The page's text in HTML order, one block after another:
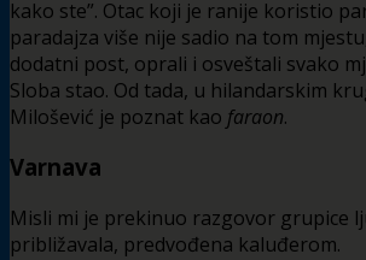
kako ste”. Otac koji je ranije koristio
paradajza više nije sadio na tom
dodatni post, oprali i osveštali svako
Sloba stao. Od tada, u hilandarskim
Milošević je poznat kao faraon.
Varnava
Misli mi je prekinuo razgovor grupice
približavala, predvođena kaluđerom.